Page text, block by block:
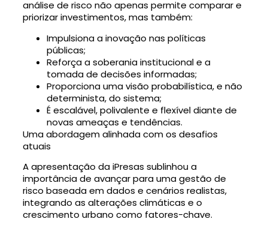
análise de risco não apenas permite comparar e
priorizar investimentos, mas também:
Impulsiona a inovação nas políticas
públicas;
Reforça a soberania institucional e a
tomada de decisões informadas;
Proporciona uma visão probabilística, e não
determinista, do sistema;
É escalável, polivalente e flexível diante de
novas ameaças e tendências.
Uma abordagem alinhada com os desafios
atuais
A apresentação da iPresas sublinhou a
importância de avançar para uma gestão de
risco baseada em dados e cenários realistas,
integrando as alterações climáticas e o
crescimento urbano como fatores-chave.